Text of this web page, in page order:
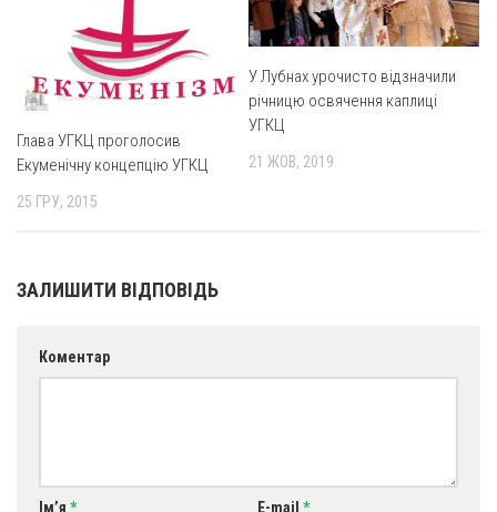
Сумщина
Оголошення
Трансляції
Глава УГКЦ проголосив
Екуменічну концепцію УГКЦ
25 ГРУ, 2015
У Лубнах урочисто відзначили
річницю освячення каплиці
УГКЦ
21 ЖОВ, 2019
ЗАЛИШИТИ ВІДПОВІДЬ
Коментар
Ім’я * E-mail *